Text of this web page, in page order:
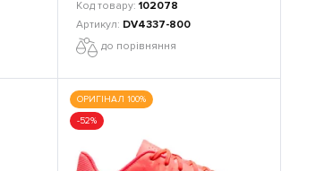
102078
DV4337-800
до порівняння
ОРИГІНАЛ 100%
-52%